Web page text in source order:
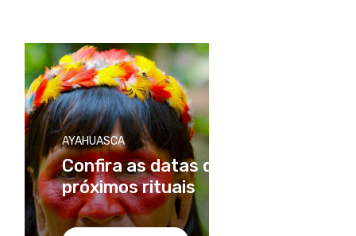
AYAHUASCA
Confira as datas dos
próximos rituais